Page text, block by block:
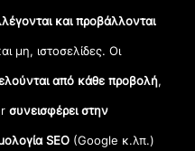
και προβάλλονται
μη, ιστοσελίδες. Οι
από κάθε προβολή,
συνεισφέρει στην
SEO (Google κ.λπ.)